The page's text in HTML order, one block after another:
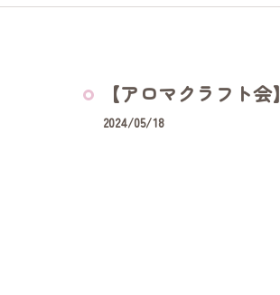
【アロマクラフト会】
2024/05/18